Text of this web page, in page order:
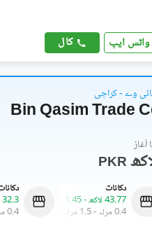
واٹس ایپ کال
وے - کراچی
Bin Qasim Trade
PKR
32.3 لاکھ
0.4 مرلہ
دکانات
43.77 لاکھ
-1.45 کروڑ
0.4 مرلہ
-1.5 مرلہ